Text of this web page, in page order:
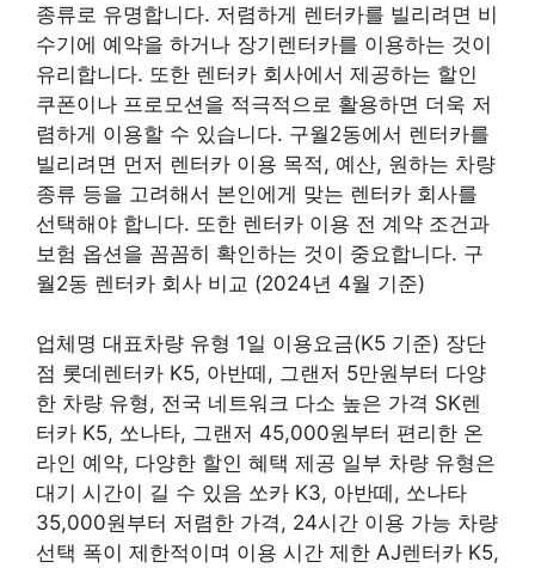
종류로 유명합니다. 저렴하게 렌터카를 빌리려면 비
수기에 예약을 하거나 장기렌터카를 이용하는 것이
유리합니다. 또한 렌터카 회사에서 제공하는 할인
쿠폰이나 프로모션을 적극적으로 활용하면 더욱 저
렴하게 이용할 수 있습니다. 구월2동에서 렌터카를
빌리려면 먼저 렌터카 이용 목적, 예산, 원하는 차량
종류 등을 고려해서 본인에게 맞는 렌터카 회사를
선택해야 합니다. 또한 렌터카 이용 전 계약 조건과
보험 옵션을 꼼꼼히 확인하는 것이 중요합니다. 구
월2동 렌터카 회사 비교 (2024년 4월 기준)
업체명 대표차량 유형 1일 이용요금(K5 기준) 장단
점 롯데렌터카 K5, 아반떼, 그랜저 5만원부터 다양
한 차량 유형, 전국 네트워크 다소 높은 가격 SK렌
터카 K5, 쏘나타, 그랜저 45,000원부터 편리한 온
라인 예약, 다양한 할인 혜택 제공 일부 차량 유형은
대기 시간이 길 수 있음 쏘카 K3, 아반떼, 쏘나타
35,000원부터 저렴한 가격, 24시간 이용 가능 차량
선택 폭이 제한적이며 이용 시간 제한 AJ렌터카 K5,